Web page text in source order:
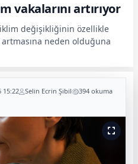
vakalarını artırıyor
iklim değişikliğinin özellikle
artmasına neden olduğuna
15:22 Selin Ecrin Şibil 394 okuma